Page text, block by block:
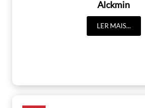
Alckmin
LER MAIS...